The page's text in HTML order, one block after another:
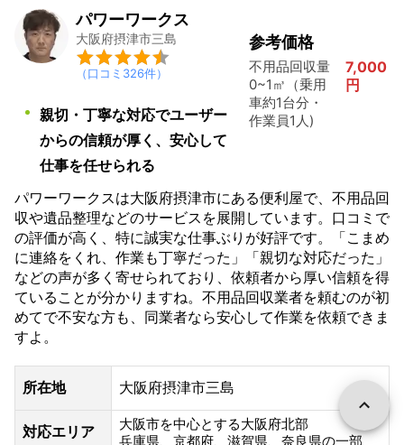
参考価格
不用品回収量
0~1㎥（乗用
車約1台分・
作業員1人)
7,000
円
パワーワークス
大阪府摂津市三島
（口コミ 326件）
親切・丁寧な対応でユーザー
からの信頼が厚く、安心して
仕事を任せられる
パワーワークスは大阪府摂津市にある便利屋で、不用品回
収や遺品整理などのサービスを展開しています。口コミで
の評価が高く、特に誠実な仕事ぶりが好評です。「こまめ
に連絡をくれ、作業も丁寧だった」「親切な対応だった」
などの声が多く寄せられており、依頼者から厚い信頼を得
ていることが分かりますね。不用品回収業者を頼むのが初
めてで不安な方も、同業者なら安心して作業を依頼できま
すよ。
所在地 大阪府摂津市三島
対応エリア
大阪市を中心とする大阪府北部
兵庫県、京都府、滋賀県、奈良県の一部